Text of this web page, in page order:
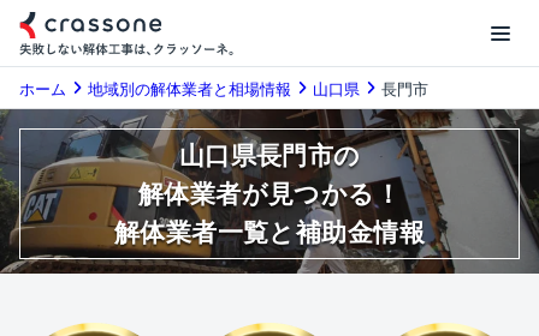
ホーム 地域別の解体業者と相場情報 山口県 長門市
山口県長門市の
解体業者が見つかる！
解体業者一覧と補助金情報